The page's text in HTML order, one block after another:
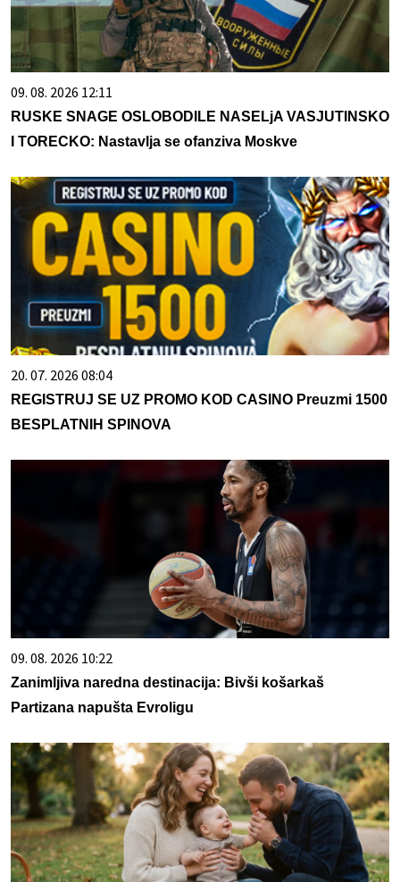
09. 08. 2026 12:11
RUSKE SNAGE OSLOBODILE NASELjA VASJUTINSKO
I TORECKO: Nastavlja se ofanziva Moskve
20. 07. 2026 08:04
REGISTRUJ SE UZ PROMO KOD CASINO Preuzmi 1500
BESPLATNIH SPINOVA
09. 08. 2026 10:22
Zanimljiva naredna destinacija: Bivši košarkaš
Partizana napušta Evroligu